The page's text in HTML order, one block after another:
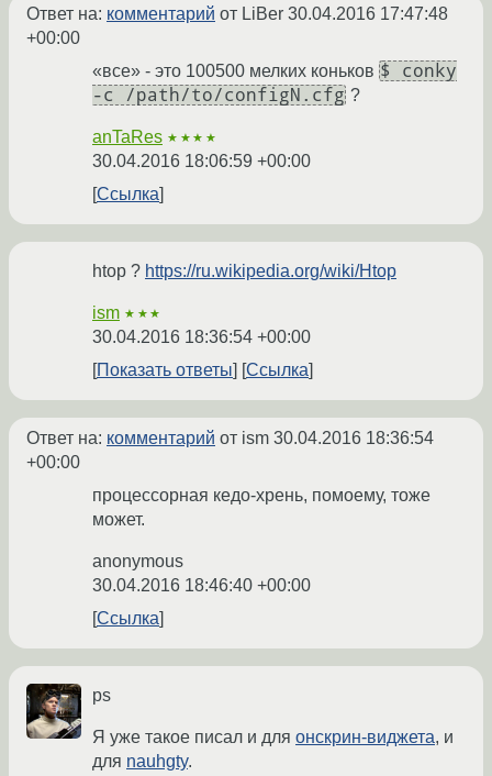
Ответ на: комментарий от LiBer 30.04.2016 17:47:48
+00:00
«все» - это 100500 мелких коньков $ conky
-c /path/to/configN.cfg ?
anTaRes ★★★★
30.04.2016 18:06:59 +00:00
Ссылка
htop ? https://ru.wikipedia.org/wiki/Htop
ism ★★★
30.04.2016 18:36:54 +00:00
Показать ответы
Ссылка
Ответ на: комментарий от ism 30.04.2016 18:36:54
+00:00
процессорная кедо-хрень, помоему, тоже
может.
anonymous
30.04.2016 18:46:40 +00:00
Ссылка
ps
Я уже такое писал и для онскрин-виджета, и
для nauhgty.